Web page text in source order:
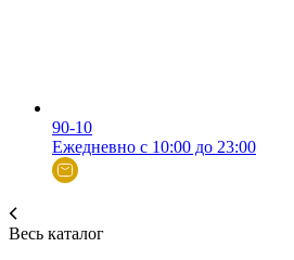
90-10
Ежедневно с 10:00 до 23:00
Весь каталог